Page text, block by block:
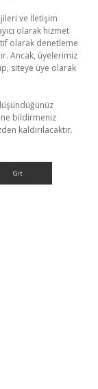
ve İletişim
olarak hizmet
olarak denetleme
Ancak, üyelerimiz
siteye üye olarak
bildirmeniz
kaldırılacaktır.